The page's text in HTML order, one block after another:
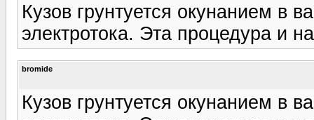
Кузов грунтуется окунанием в
электротока. Эта процедура и
bromide
Кузов грунтуется окунанием в